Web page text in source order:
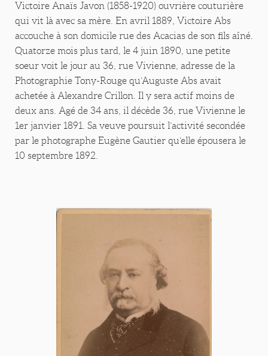
Victoire Anaïs Javon (1858-1920) ouvrière couturière
qui vit là avec sa mère. En avril 1889, Victoire Abs
accouche à son domicile rue des Acacias de son fils aîné.
Quatorze mois plus tard, le 4 juin 1890, une petite
soeur voit le jour au 36, rue Vivienne, adresse de la
Photographie Tony-Rouge qu’Auguste Abs avait
achetée à Alexandre Crillon. Il y sera actif moins de
deux ans. Agé de 34 ans, il décède 36, rue Vivienne le
1er janvier 1891. Sa veuve poursuit l’activité secondée
par le photographe Eugène Gautier qu’elle épousera le
10 septembre 1892.